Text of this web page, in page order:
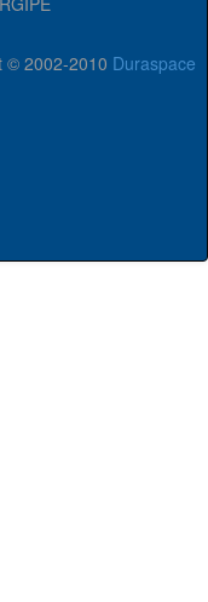
© 2002-2010 Duraspace